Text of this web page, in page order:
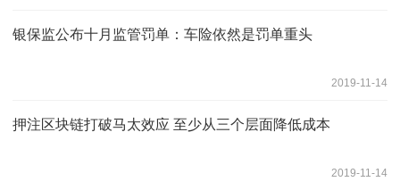
银保监公布十月监管罚单：车险依然是罚单重头
2019-11-14
押注区块链打破马太效应 至少从三个层面降低成本
2019-11-14